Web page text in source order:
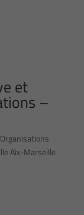
et
–
Aix-Marseille